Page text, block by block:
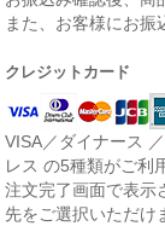
また、お客様にお振
クレジットカード
VISA／ダイナース
レス の5種類がご利
注文完了画面で表示
先をご選択いただけ